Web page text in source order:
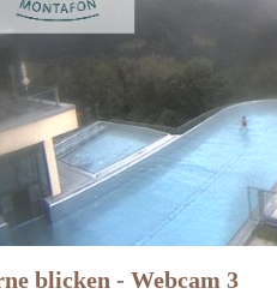
blicken - Webcam 3